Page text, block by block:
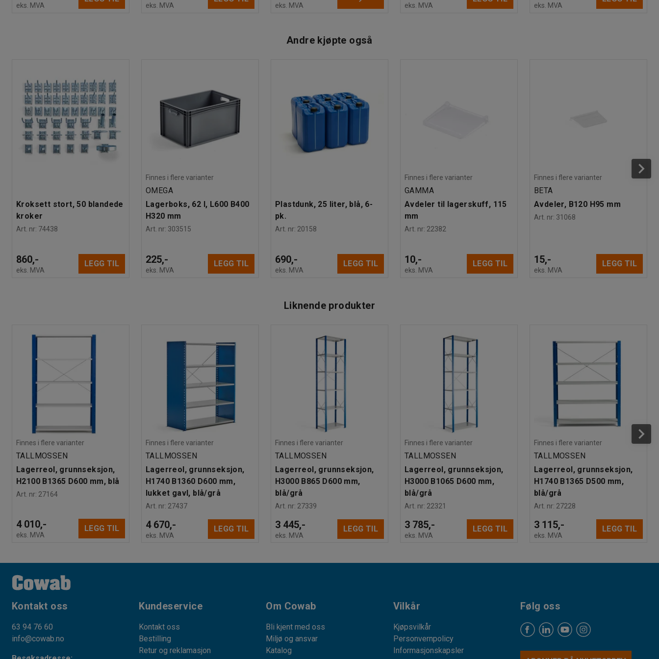
eks. MVA eks. MVA eks. MVA eks. MVA eks. MVA
Andre kjøpte også
Kroksett stort, 50 blandede
kroker
Art. nr: 74438
860,-
eks. MVA
LEGG TIL
Finnes i flere varianter
OMEGA
Lagerboks, 62 l, L600 B400
H320 mm
Art. nr: 303515
225,-
eks. MVA
LEGG TIL
Plastdunk, 25 liter, blå, 6-
pk.
Art. nr: 20158
690,-
eks. MVA
LEGG TIL
Finnes i flere varianter
GAMMA
Avdeler til lagerskuff, 115
mm
Art. nr: 22382
10,-
eks. MVA
LEGG TIL
Finnes i flere varianter
BETA
Avdeler, B120 H95 mm
Art. nr: 31068
15,-
eks. MVA
LEGG TIL
Liknende produkter
Finnes i flere varianter
TALLMOSSEN
Lagerreol, grunnseksjon,
H2100 B1365 D600 mm, blå
Art. nr: 27164
4 010,-
eks. MVA
LEGG TIL
Finnes i flere varianter
TALLMOSSEN
Lagerreol, grunnseksjon,
H1740 B1360 D600 mm,
lukket gavl, blå/grå
Art. nr: 27437
4 670,-
eks. MVA
LEGG TIL
Finnes i flere varianter
TALLMOSSEN
Lagerreol, grunnseksjon,
H3000 B865 D600 mm,
blå/grå
Art. nr: 27339
3 445,-
eks. MVA
LEGG TIL
Finnes i flere varianter
TALLMOSSEN
Lagerreol, grunnseksjon,
H3000 B1065 D600 mm,
blå/grå
Art. nr: 22321
3 785,-
eks. MVA
LEGG TIL
Finnes i flere varianter
TALLMOSSEN
Lagerreol, grunnseksjon,
H1740 B1365 D500 mm,
blå/grå
Art. nr: 27228
3 115,-
eks. MVA
LEGG TIL
Kontakt oss
63 94 76 60
info@cowab.no
Kundeservice
Kontakt oss
Bestilling
Retur og reklamasjon
Om Cowab
Bli kjent med oss
Miljø og ansvar
Katalog
Vilkår
Kjøpsvilkår
Personvernpolicy
Informasjonskapsler
Følg oss